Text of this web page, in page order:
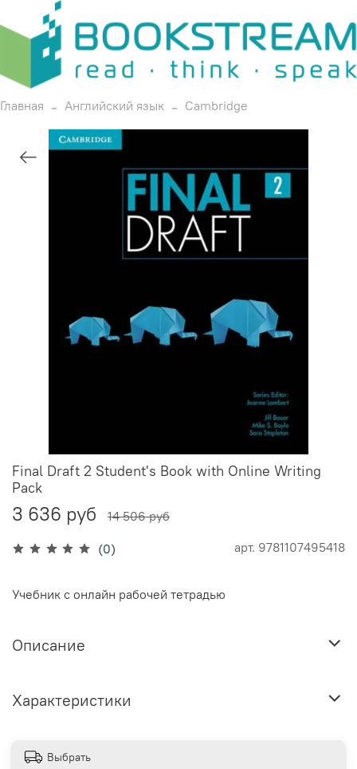
Главная Английский язык Cambridge
(0) арт. 9781107495418
Final Draft 2 Student's Book with Online Writing
Pack
3 636 руб 14 506 руб
Учебник с онлайн рабочей тетрадью
Описание
Характеристики
Выбрать